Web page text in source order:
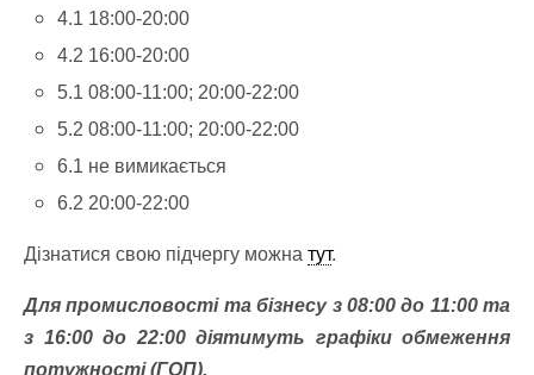
4.1 18:00-20:00
4.2 16:00-20:00
5.1 08:00-11:00; 20:00-22:00
5.2 08:00-11:00; 20:00-22:00
6.1 не вимикається
6.2 20:00-22:00
Дізнатися свою підчергу можна тут.
Для промисловості та бізнесу з 08:00 до 11:00 та
з 16:00 до 22:00 діятимуть графіки обмеження
потужності (ГОП).